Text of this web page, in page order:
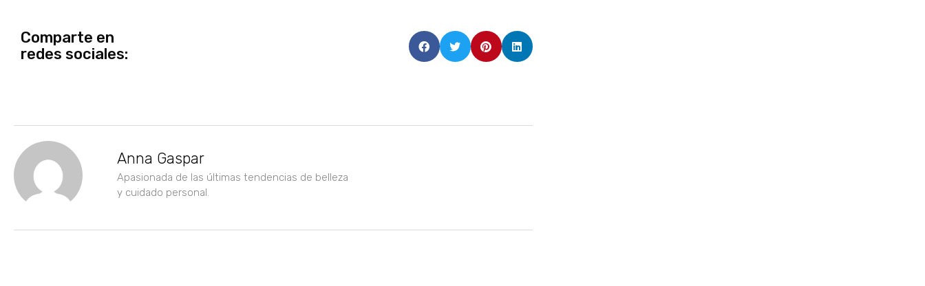
Comparte en
redes sociales:
Anna Gaspar
Apasionada de las últimas tendencias de belleza
y cuidado personal.